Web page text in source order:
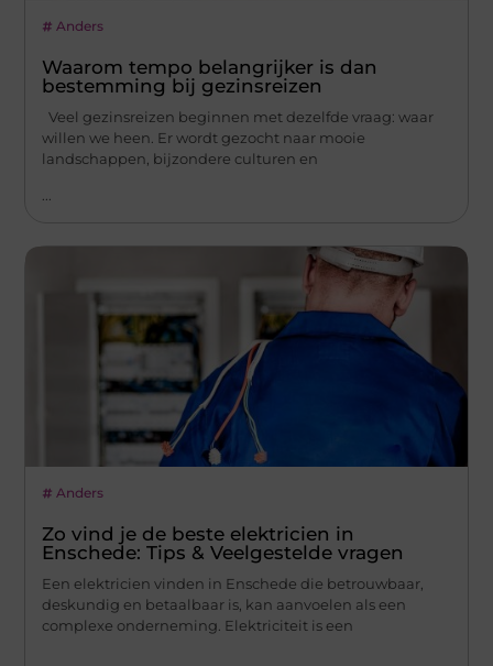
Anders
Waarom tempo belangrijker is dan
bestemming bij gezinsreizen
Veel gezinsreizen beginnen met dezelfde vraag: waar
willen we heen. Er wordt gezocht naar mooie
landschappen, bijzondere culturen en
...
Anders
Zo vind je de beste elektricien in
Enschede: Tips & Veelgestelde vragen
Een elektricien vinden in Enschede die betrouwbaar,
deskundig en betaalbaar is, kan aanvoelen als een
complexe onderneming. Elektriciteit is een